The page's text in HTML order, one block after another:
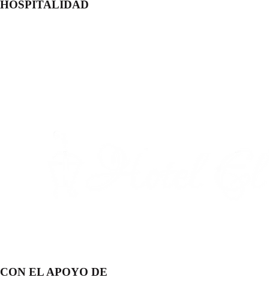
HOSPITALIDAD
CON EL APOYO DE